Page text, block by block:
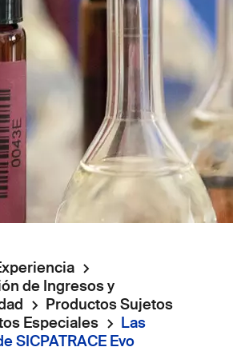
de Ingresos y
Productos Sujetos
Especiales
Las
SICPATRACE Evo